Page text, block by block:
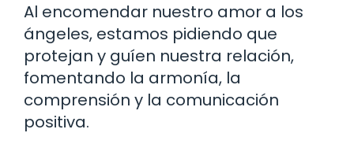
Al encomendar nuestro amor a los
ángeles, estamos pidiendo que
protejan y guíen nuestra relación,
fomentando la armonía, la
comprensión y la comunicación
positiva.